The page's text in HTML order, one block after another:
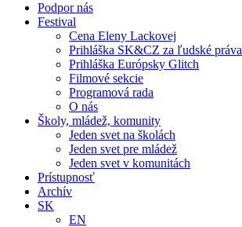
Podpor nás
Festival
Cena Eleny Lackovej
Prihláška SK&CZ za ľudské práva
Prihláška Európsky Glitch
Filmové sekcie
Programová rada
O nás
Školy, mládež, komunity
Jeden svet na školách
Jeden svet pre mládež
Jeden svet v komunitách
Prístupnosť
Archív
SK
EN